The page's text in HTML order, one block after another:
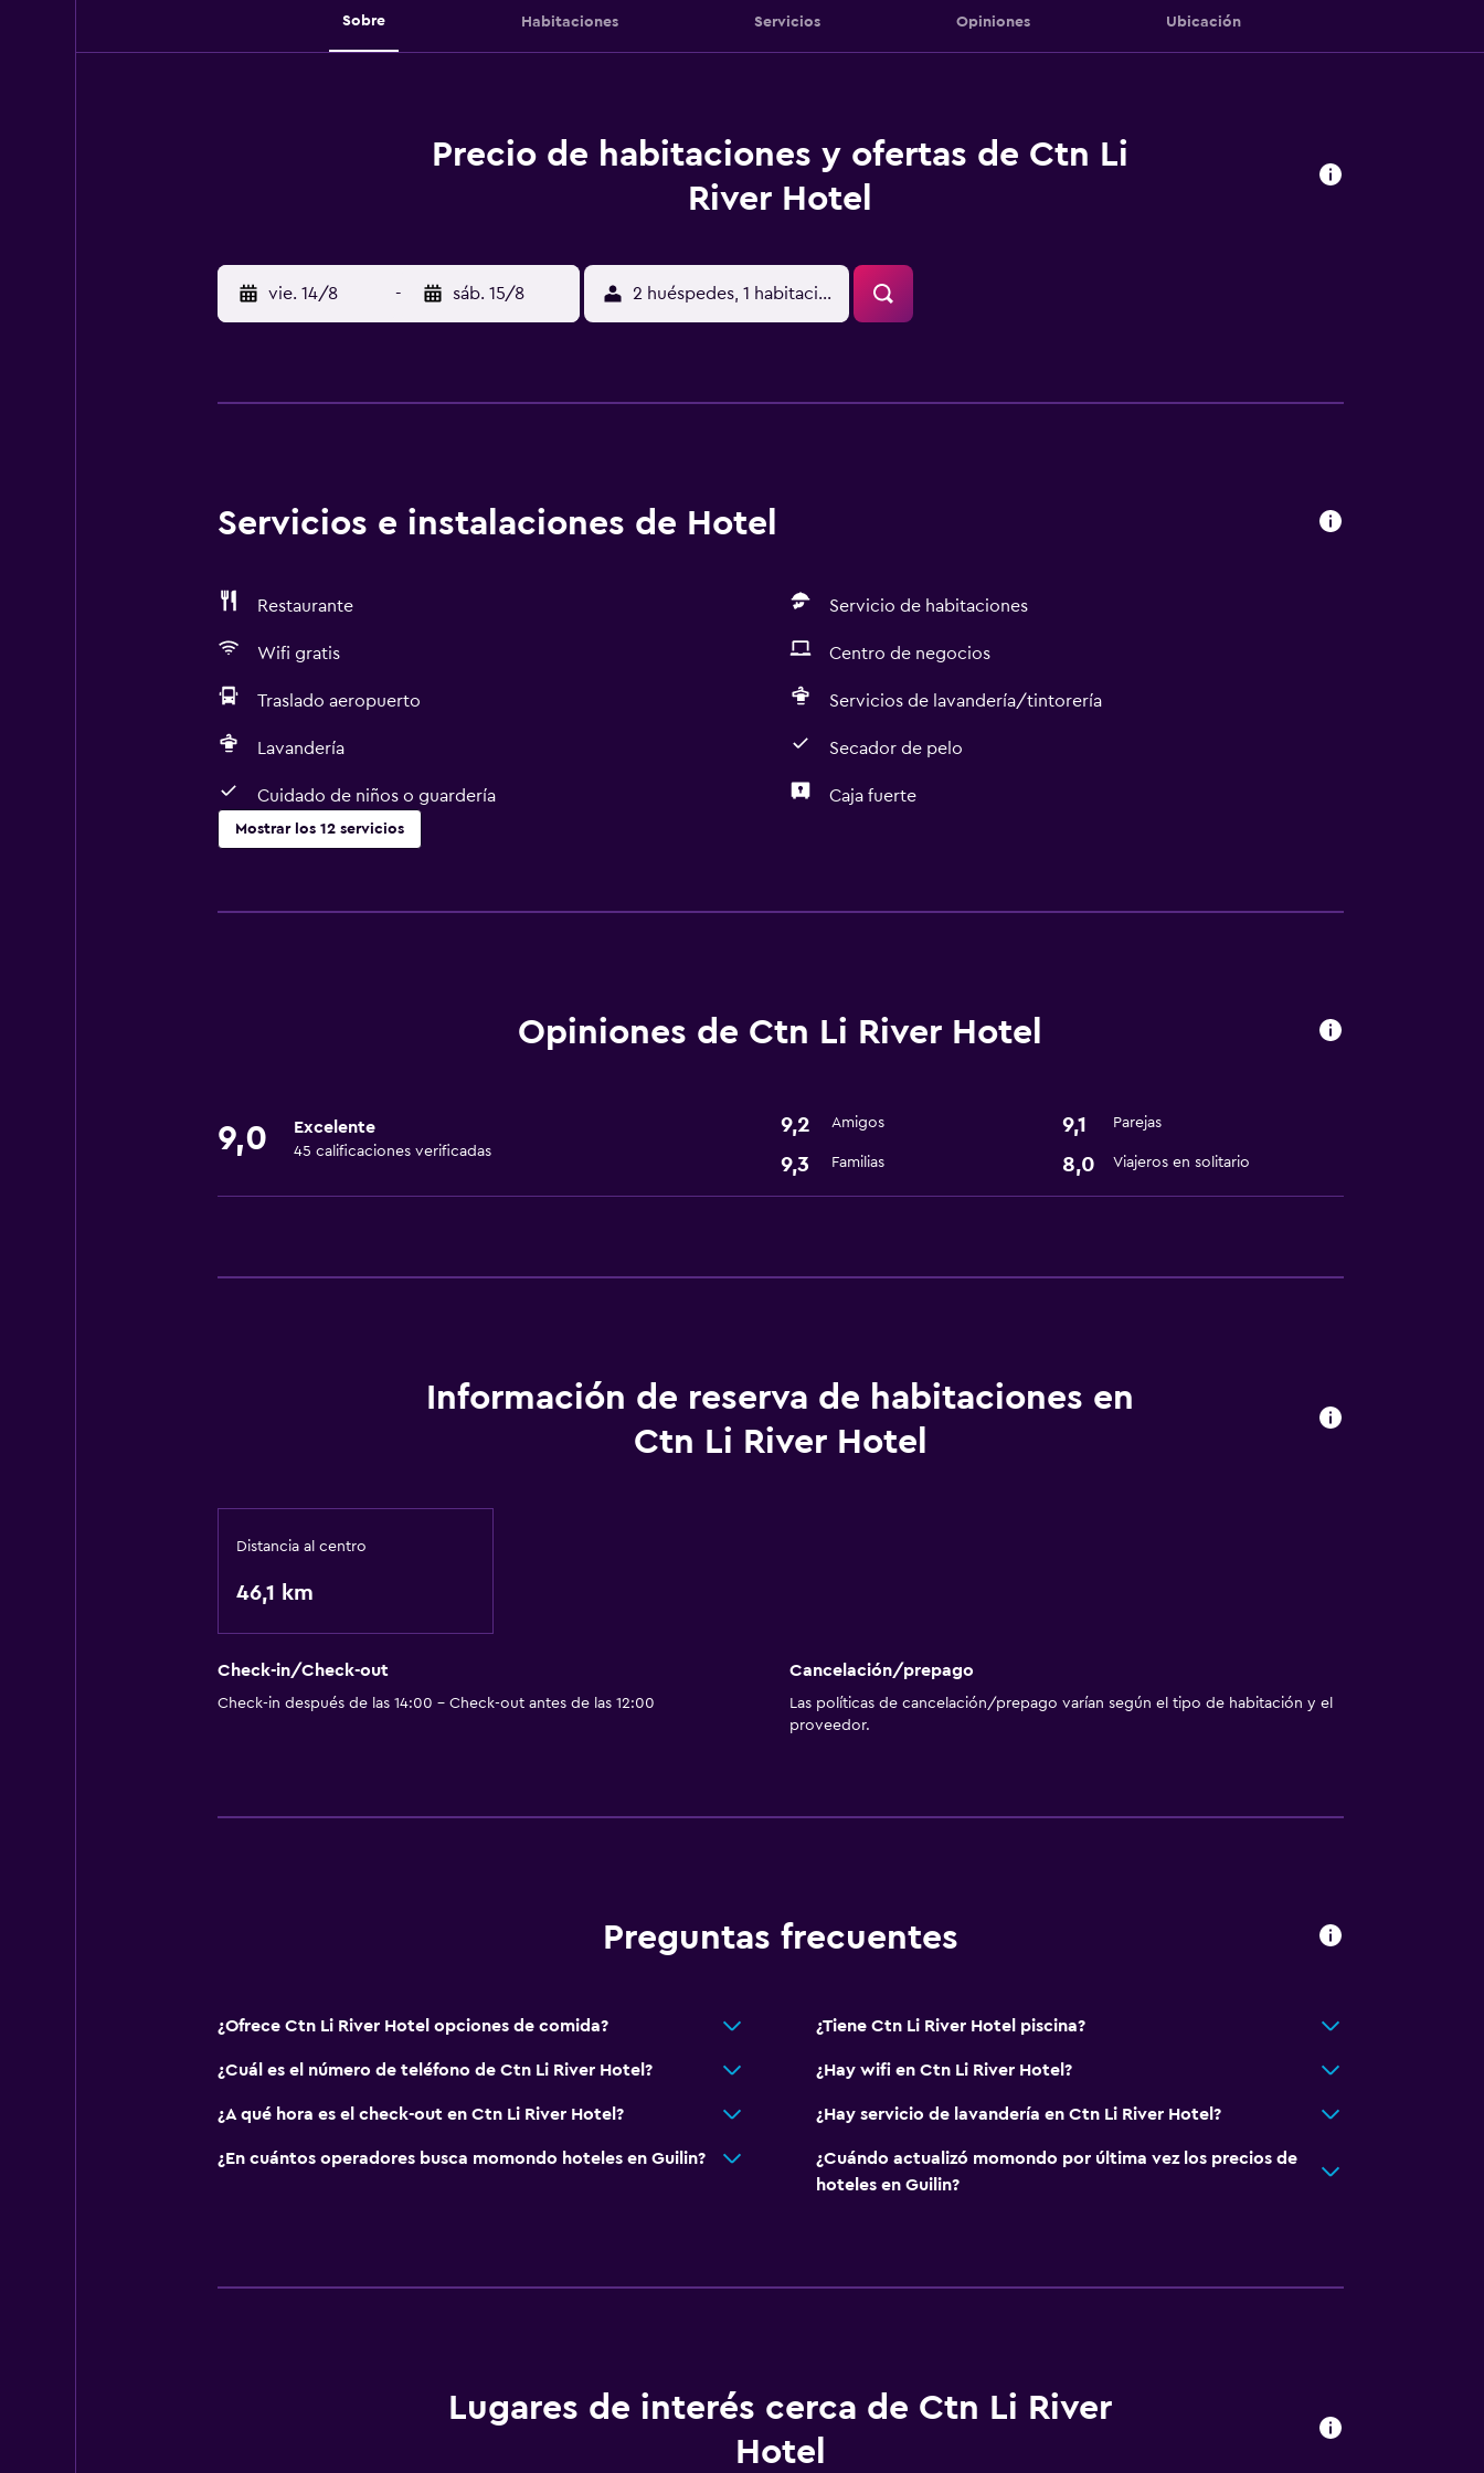
Sobre Habitaciones Servicios Opiniones Ubicación
Precio de habitaciones y ofertas de Ctn Li
River Hotel
vie. 14/8 - sáb. 15/8 2 huéspedes, 1 habitación
Servicios e instalaciones de Hotel
Restaurante Servicio de habitaciones
Wifi gratis Centro de negocios
Traslado aeropuerto Servicios de lavandería/tintorería
Lavandería Secador de pelo
Cuidado de niños o guardería Caja fuerte
Mostrar los 12 servicios
Lavandería
Servicio de habitaciones
Secador de pelo
Restaurante
Opiniones de Ctn Li River Hotel
9,0 Excelente
45 calificaciones verificadas
9,2 Amigos 9,1 Parejas
9,3 Familias 8,0 Viajeros en solitario
Información de reserva de habitaciones en
Ctn Li River Hotel
Distancia al centro
46,1 km
Check-in/Check-out
Check-in después de las 14:00 - Check-out antes de las 12:00
Cancelación/prepago
Las políticas de cancelación/prepago varían según el tipo de habitación y el
proveedor.
Preguntas frecuentes
¿Ofrece Ctn Li River Hotel opciones de comida? ¿Tiene Ctn Li River Hotel piscina?
¿Cuál es el número de teléfono de Ctn Li River Hotel? ¿Hay wifi en Ctn Li River Hotel?
¿A qué hora es el check-out en Ctn Li River Hotel? ¿Hay servicio de lavandería en Ctn Li River Hotel?
¿En cuántos operadores busca momondo hoteles en Guilin?
¿Cuándo actualizó momondo por última vez los precios de
hoteles en Guilin?
Lugares de interés cerca de Ctn Li River
Hotel